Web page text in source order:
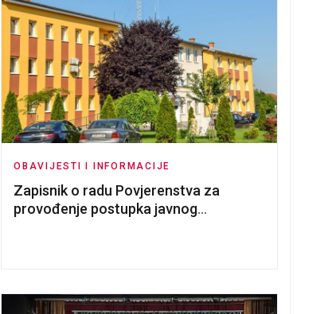
OBAVIJESTI I INFORMACIJE
Zapisnik o radu Povjerenstva za
provođenje postupka javnog